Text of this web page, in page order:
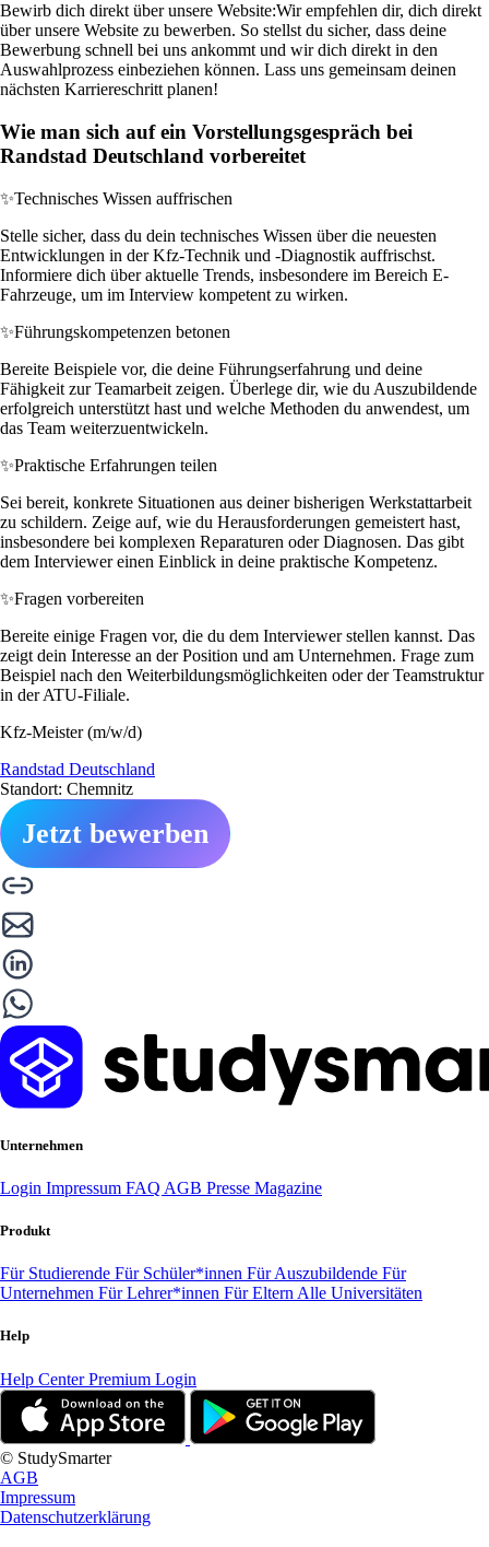
Bewirb dich direkt über unsere Website:Wir empfehlen dir, dich direkt
über unsere Website zu bewerben. So stellst du sicher, dass deine
Bewerbung schnell bei uns ankommt und wir dich direkt in den
Auswahlprozess einbeziehen können. Lass uns gemeinsam deinen
nächsten Karriereschritt planen!
Wie man sich auf ein Vorstellungsgespräch bei
Randstad Deutschland vorbereitet
✨Technisches Wissen auffrischen
Stelle sicher, dass du dein technisches Wissen über die neuesten
Entwicklungen in der Kfz-Technik und -Diagnostik auffrischst.
Informiere dich über aktuelle Trends, insbesondere im Bereich E-
Fahrzeuge, um im Interview kompetent zu wirken.
✨Führungskompetenzen betonen
Bereite Beispiele vor, die deine Führungserfahrung und deine
Fähigkeit zur Teamarbeit zeigen. Überlege dir, wie du Auszubildende
erfolgreich unterstützt hast und welche Methoden du anwendest, um
das Team weiterzuentwickeln.
✨Praktische Erfahrungen teilen
Sei bereit, konkrete Situationen aus deiner bisherigen Werkstattarbeit
zu schildern. Zeige auf, wie du Herausforderungen gemeistert hast,
insbesondere bei komplexen Reparaturen oder Diagnosen. Das gibt
dem Interviewer einen Einblick in deine praktische Kompetenz.
✨Fragen vorbereiten
Bereite einige Fragen vor, die du dem Interviewer stellen kannst. Das
zeigt dein Interesse an der Position und am Unternehmen. Frage zum
Beispiel nach den Weiterbildungsmöglichkeiten oder der Teamstruktur
in der ATU-Filiale.
Kfz-Meister (m/w/d)
Randstad Deutschland
Standort: Chemnitz
Jetzt bewerben
Unternehmen
Login Impressum FAQ AGB Presse Magazine
Produkt
Für Studierende Für Schüler*innen Für Auszubildende Für
Unternehmen Für Lehrer*innen Für Eltern Alle Universitäten
Help
Help CenterPremium Login
© StudySmarter
AGB
Impressum
Datenschutzerklärung